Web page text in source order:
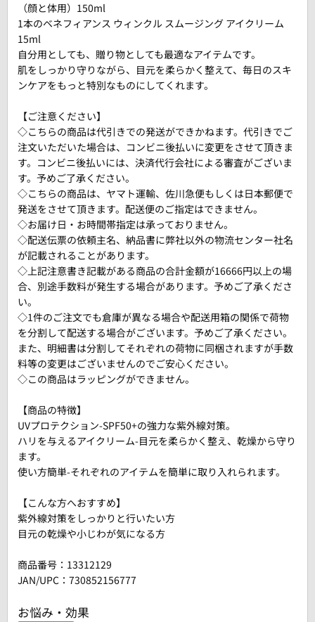
（顔と体用）150ml
1本のベネフィアンス ウィンクル スムージング アイクリーム
15ml
自分用としても、贈り物としても最適なアイテムです。
肌をしっかり守りながら、目元を柔らかく整えて、毎日のスキ
ンケアをもっと特別なものにしてくれます。
【ご注意ください】
◇こちらの商品は代引きでの発送ができかねます。代引きでご
注文いただいた場合は、コンビニ後払いに変更をさせて頂きま
す。コンビニ後払いには、決済代行会社による審査がございま
す。予めご了承ください。
◇こちらの商品は、ヤマト運輸、佐川急便もしくは日本郵便で
発送をさせて頂きます。配送便のご指定はできません。
◇お届け日・お時間帯指定は承っておりません。
◇配送伝票の依頼主名、納品書に弊社以外の物流センター社名
が記載されることがあります。
◇上記注意書き記載がある商品の合計金額が16666円以上の場
合、別途手数料が発生する場合があります。予めご了承くださ
い。
◇1件のご注文でも倉庫が異なる場合や配送用箱の関係で荷物
を分割して配送する場合がございます。予めご了承ください。
また、明細書は分割してそれぞれの荷物に同梱されますが手数
料等の変更はございませんのでご安心ください。
◇この商品はラッピングができません。
【商品の特徴】
UVプロテクション-SPF50+の強力な紫外線対策。
ハリを与えるアイクリーム-目元を柔らかく整え、乾燥から守り
ます。
使い方簡単-それぞれのアイテムを簡単に取り入れられます。
【こんな方へおすすめ】
紫外線対策をしっかりと行いたい方
目元の乾燥や小じわが気になる方
商品番号： 13312129
JAN/UPC：730852156777
お悩み・効果